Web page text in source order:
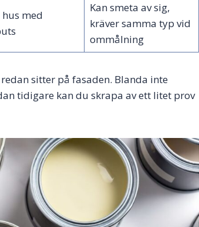
med
Kan smeta av sig,
kräver samma typ vid
ommålning
sitter på fasaden. Blanda inte
tidigare kan du skrapa av ett litet prov